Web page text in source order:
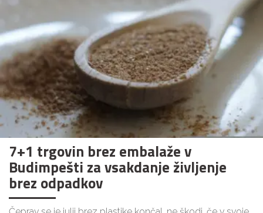
7+1 trgovin brez embalaže v
Budimpešti za vsakdanje življenje
brez odpadkov